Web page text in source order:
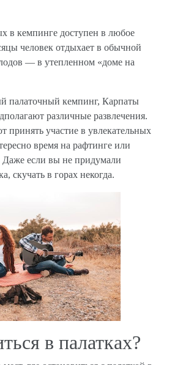
в кемпинге доступен в любое
человек отдыхает в обычной
— в утепленном «доме на
палаточный кемпинг, Карпаты
различные развлечения.
принять участие в увлекательных
время на рафтинге или
Даже если вы не придумали
скучать в горах некогда.
в палатках?